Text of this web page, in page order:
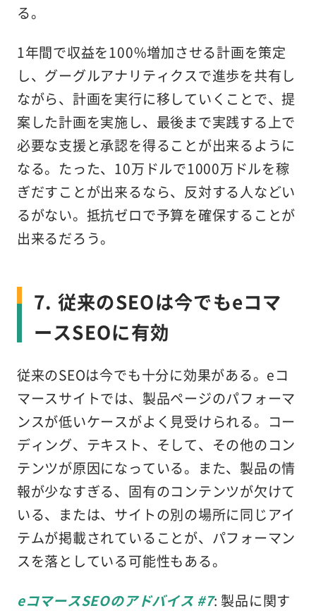
る。
1年間で収益を100%増加させる計画を策定
し、グーグルアナリティクスで進歩を共有し
ながら、計画を実行に移していくことで、提
案した計画を実施し、最後まで実践する上で
必要な支援と承認を得ることが出来るように
なる。たった、10万ドルで1000万ドルを稼
ぎだすことが出来るなら、反対する人などい
るがない。抵抗ゼロで予算を確保することが
出来るだろう。
7. 従来のSEOは今でもeコマ
ースSEOに有効
従来のSEOは今でも十分に効果がある。eコ
マースサイトでは、製品ページのパフォーマ
ンスが低いケースがよく見受けられる。コー
ディング、テキスト、そして、その他のコン
テンツが原因になっている。また、製品の情
報が少なすぎる、固有のコンテンツが欠けて
いる、または、サイトの別の場所に同じアイ
テムが掲載されていることが、パフォーマン
スを落としている可能性もある。
eコマースSEOのアドバイス #7: 製品に関す